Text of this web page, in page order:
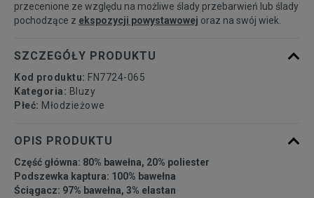
137-147 Powiadom o dostępności
147-158
158-170
przecenione ze względu na możliwe ślady przebarwień lub ślady
pochodzące z ekspozycji powystawowej oraz na swój wiek.
SZCZEGÓŁY PRODUKTU
Kod produktu: FN7724-065
Kategoria: Bluzy
Płeć: Młodzieżowe
OPIS PRODUKTU
Część główna: 80% bawełna, 20% poliester
Podszewka kaptura: 100% bawełna
Ściągacz: 97% bawełna, 3% elastan